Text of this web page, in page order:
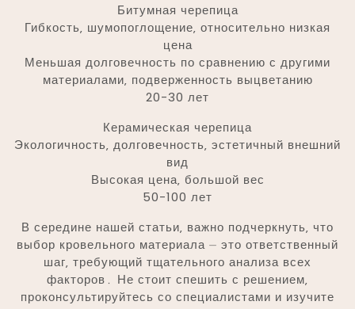
Битумная черепица
Гибкость‚ шумопоглощение‚ относительно низкая
цена
Меньшая долговечность по сравнению с другими
материалами‚ подверженность выцветанию
20-30 лет
Керамическая черепица
Экологичность‚ долговечность‚ эстетичный внешний
вид
Высокая цена‚ большой вес
50-100 лет
В середине нашей статьи‚ важно подчеркнуть‚ что
выбор кровельного материала ⏤ это ответственный
шаг‚ требующий тщательного анализа всех
факторов․ Не стоит спешить с решением‚
проконсультируйтесь со специалистами и изучите